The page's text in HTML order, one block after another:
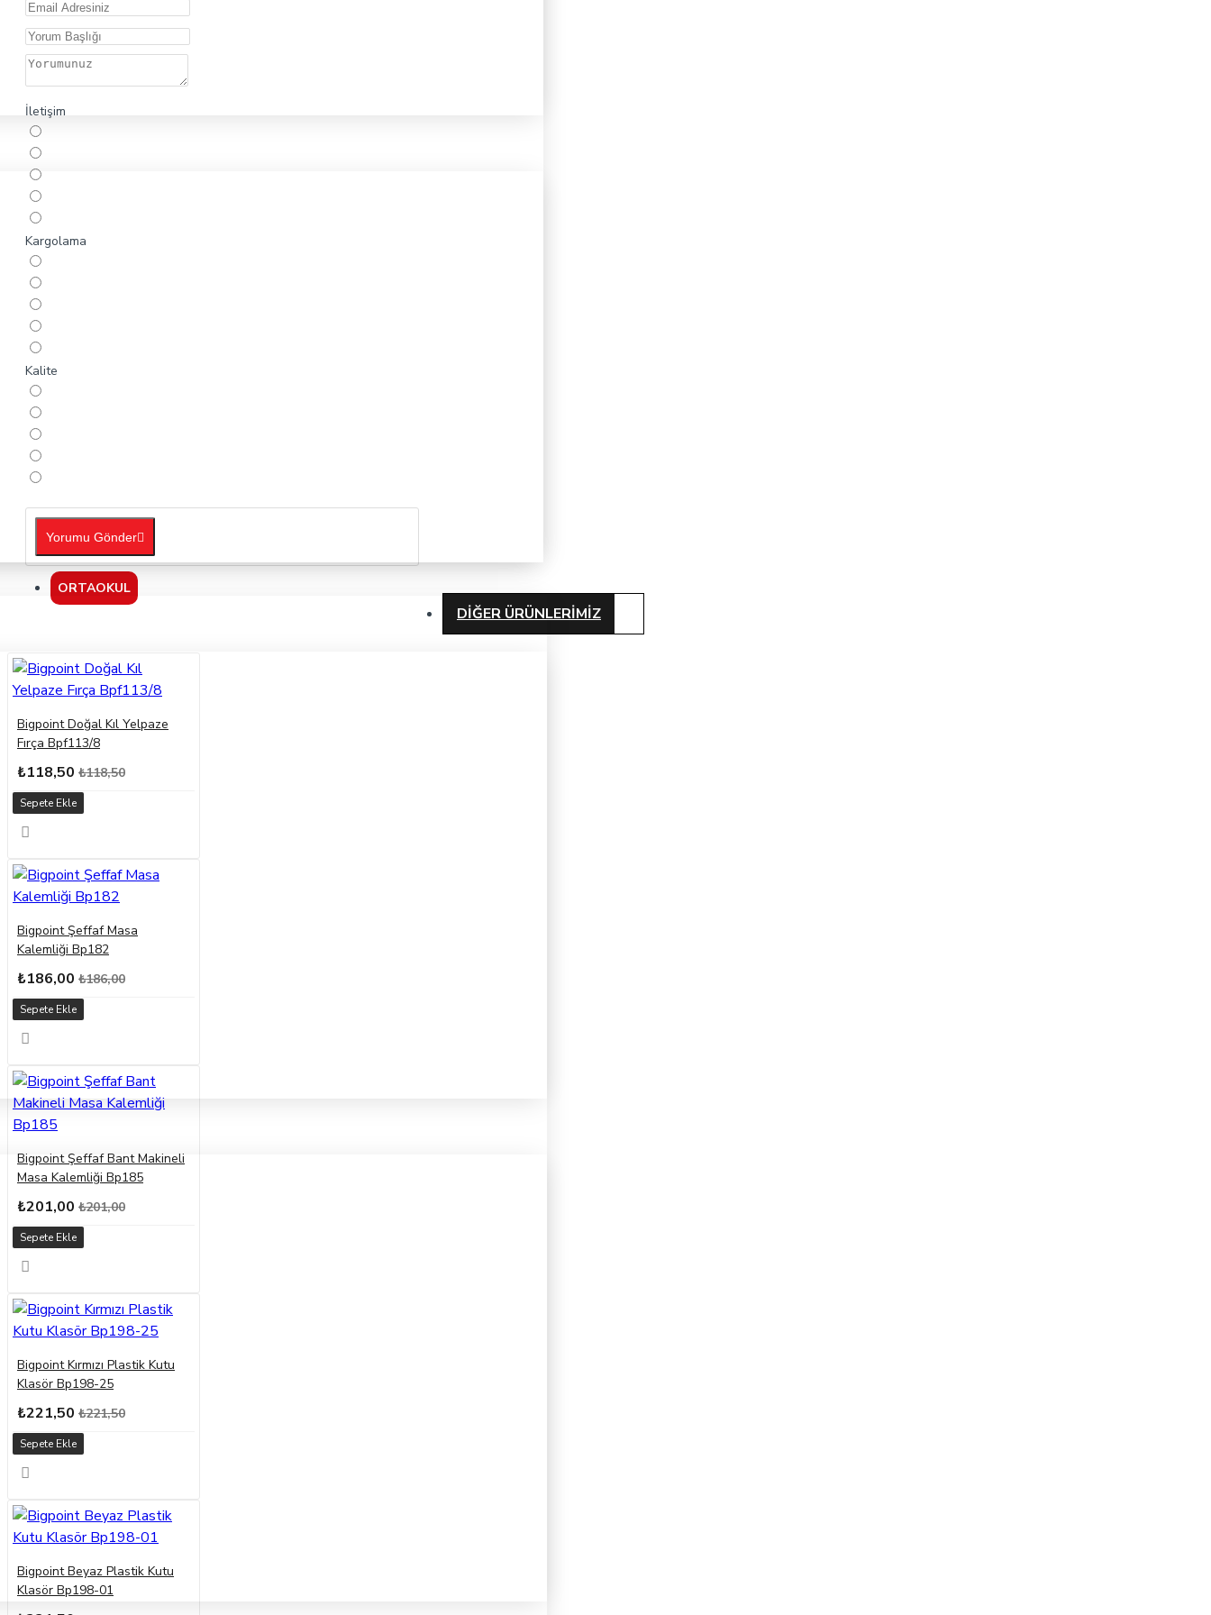
ORTAOKUL
İletişim
Kargolama
Kalite
Yorumu Gönder
DIĞER ÜRÜNLERIMIZ
Bigpoint Doğal Kıl Yelpaze
Fırça Bpf113/8
₺118,50 ₺118,50
Sepete Ekle
Bigpoint Şeffaf Masa
Kalemliği Bp182
₺186,00 ₺186,00
Sepete Ekle
Bigpoint Şeffaf Bant Makineli
Masa Kalemliği Bp185
₺201,00 ₺201,00
Sepete Ekle
Bigpoint Kırmızı Plastik Kutu
Klasör Bp198-25
₺221,50 ₺221,50
Sepete Ekle
Bigpoint Beyaz Plastik Kutu
Klasör Bp198-01